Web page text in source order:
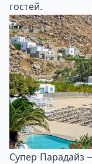
гостей.
Супер Парадайз